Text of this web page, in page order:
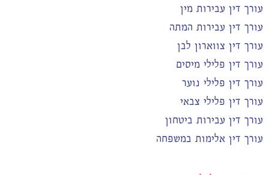
עורך דין עבירות מין
עורך דין עבירות המתה
עורך דין צווארון לבן
עורך דין פלילי מיסים
עורך דין פלילי נוער
עורך דין פלילי צבאי
עורך דין עבירות ביטחון
עורך דין אלימות במשפחה